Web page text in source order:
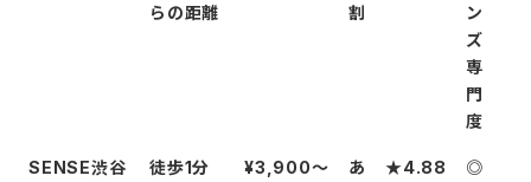
らの距離
割
ン
ズ
専
門
度
SENSE渋谷
徒歩1分
¥3,900〜
あ
★4.88 ◎